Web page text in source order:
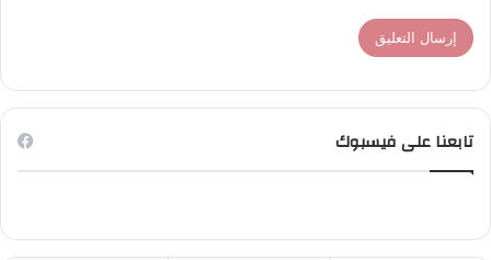
تابعنا على فيسبوك